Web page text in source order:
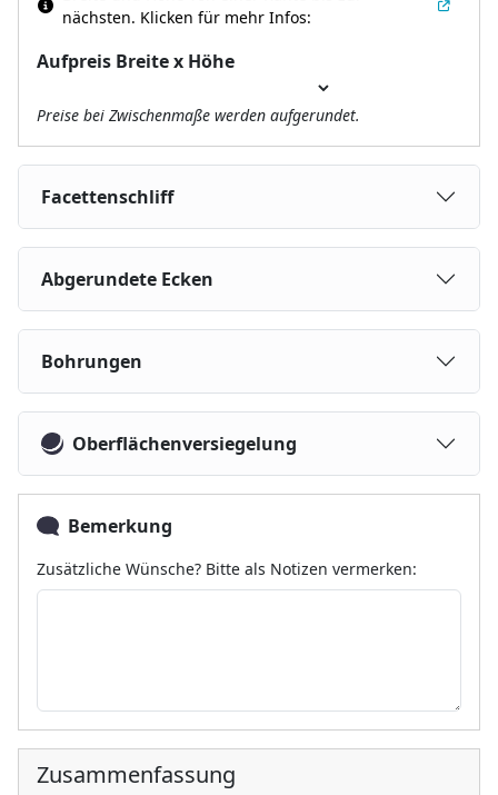
Aufpreis Breite x Höhe
nächsten. Klicken für mehr Infos:
Preise bei Zwischenmaße werden aufgerundet.
Facettenschliff
Abgerundete Ecken
Bohrungen
Oberflächenversiegelung
Bemerkung
Zusätzliche Wünsche? Bitte als Notizen vermerken:
Zusammenfassung